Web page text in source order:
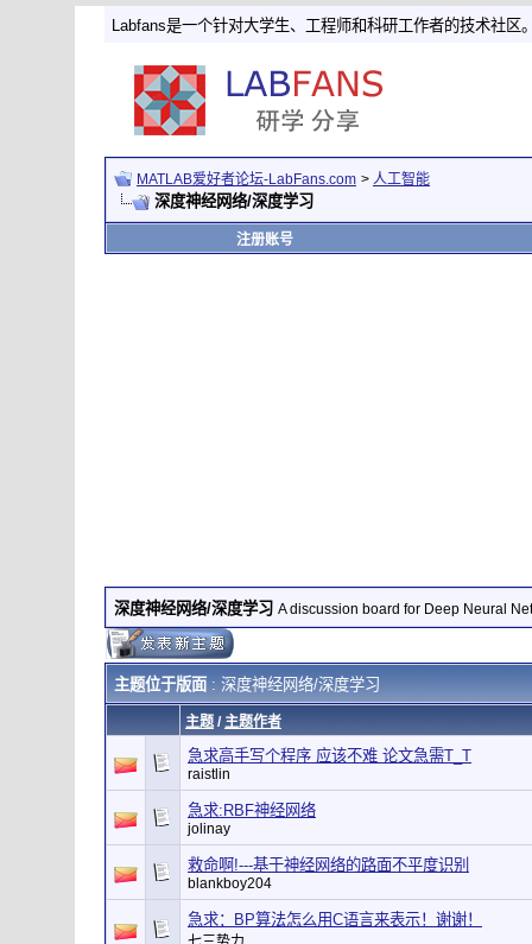
Labfans是一个针对大学生、工程师和科研工作者的技术社区
MATLAB爱好者论坛-LabFans.com > 人工智能
深度神经网络/深度学习
注册账号
深度神经网络/深度学习 A discussion board for Deep Neural
主题位于版面: 深度神经网络/深度学习
主题/ 主题作者
急求高手写个程序 应该不难 论文急需T_T
raistlin
急求:RBF神经网络
jolinay
救命啊!---基于神经网络的路面不平度识别
blankboy204
急求：BP算法怎么用C语言来表示！谢谢！